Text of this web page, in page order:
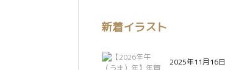
新着イラスト
2025年11月16日